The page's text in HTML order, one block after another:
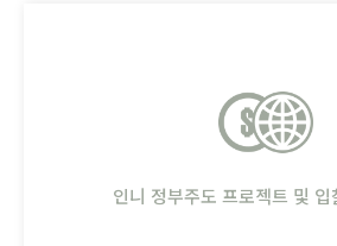
인니 정부주도 프로젝트 및 입